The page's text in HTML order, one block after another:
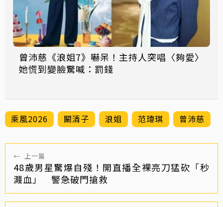
曾沛慈《浪姐7》嚇呆！主持人突唱〈夠愛〉
她慌到變臉驚喊：罰錢
乘風2026 闞清子 浪姐 范瑋琪 曾沛慈
← 上一篇
48歲男星驚爆自殘！開直播全裸亮刀猛砍「秒
濺血」 警急破門搶救